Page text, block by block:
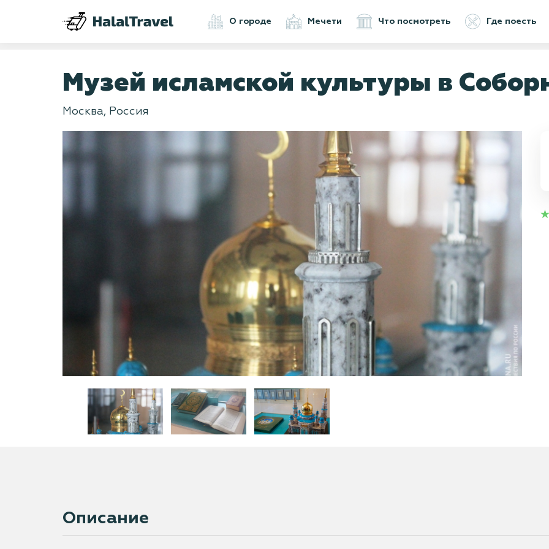
О городе Мечети Что посмотреть Где поесть
Музей исламской культуры в
Москва, Россия
Описание